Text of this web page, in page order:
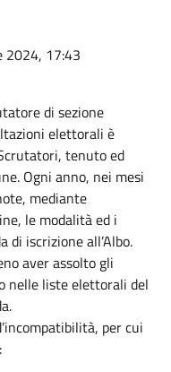
2024, 17:43
di sezione
elettorali è
tenuto ed
Ogni anno, nei mesi
mediante
le modalità ed i
di iscrizione all’Albo.
aver assolto gli
nelle liste elettorali del
per cui